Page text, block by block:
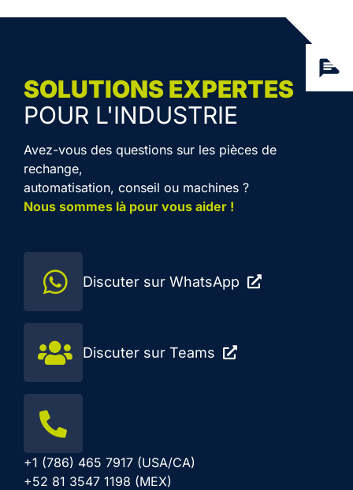
SOLUTIONS EXPERTES
POUR L'INDUSTRIE
Avez-vous des questions sur les pièces de
rechange,
automatisation, conseil ou machines ?
Nous sommes là pour vous aider !
Discuter sur WhatsApp
Discuter sur Teams
+1 (786) 465 7917 (USA/CA)
+52 81 3547 1198 (MEX)